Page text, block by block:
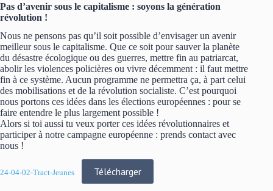
Pas d’avenir sous le capitalisme : soyons la génération
révolution !
Nous ne pensons pas qu’il soit possible d’envisager un avenir
meilleur sous le capitalisme. Que ce soit pour sauver la planète
du désastre écologique ou des guerres, mettre fin au patriarcat,
abolir les violences policières ou vivre décemment : il faut mettre
fin à ce système. Aucun programme ne permettra ça, à part celui
des mobilisations et de la révolution socialiste. C’est pourquoi
nous portons ces idées dans les élections européennes : pour se
faire entendre le plus largement possible !
Alors si toi aussi tu veux porter ces idées révolutionnaires et
participer à notre campagne européenne : prends contact avec
nous !
24-04-02-Tract-Jeunes Télécharger